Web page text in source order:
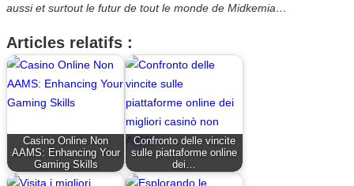
aussi et surtout le futur de tout le monde de Midkemia…
Articles relatifs :
Casino Online Non
AAMS: Enhancing Your
Gaming Skills
Confronto delle vincite
sulle piattaforme online
dei…